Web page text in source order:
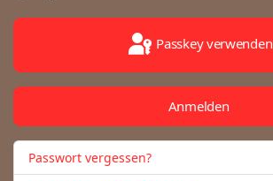
Passkey verwenden
Anmelden
Passwort vergessen?